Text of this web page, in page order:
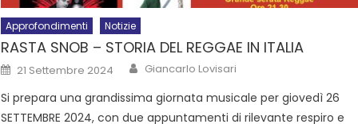
Approfondimenti Notizie
RASTA SNOB – STORIA DEL REGGAE IN ITALIA
21 Settembre 2024 Giancarlo Lovisari
Si prepara una grandissima giornata musicale per giovedì 26
SETTEMBRE 2024, con due appuntamenti di rilevante respiro e